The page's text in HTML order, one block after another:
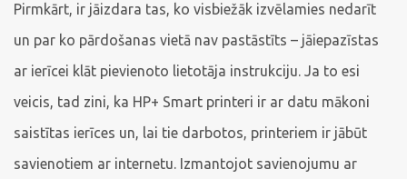
Pirmkārt, ir jāizdara tas, ko visbiežāk izvēlamies nedarīt
un par ko pārdošanas vietā nav pastāstīts – jāiepazīstas
ar ierīcei klāt pievienoto lietotāja instrukciju. Ja to esi
veicis, tad zini, ka HP+ Smart printeri ir ar datu mākoni
saistītas ierīces un, lai tie darbotos, printeriem ir jābūt
savienotiem ar internetu. Izmantojot savienojumu ar